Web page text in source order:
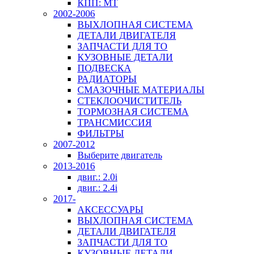
КПП: MT
2002-2006
ВЫХЛОПНАЯ СИСТЕМА
ДЕТАЛИ ДВИГАТЕЛЯ
ЗАПЧАСТИ ДЛЯ ТО
КУЗОВНЫЕ ДЕТАЛИ
ПОДВЕСКА
РАДИАТОРЫ
СМАЗОЧНЫЕ МАТЕРИАЛЫ
СТЕКЛООЧИСТИТЕЛЬ
ТОРМОЗНАЯ СИСТЕМА
ТРАНСМИССИЯ
ФИЛЬТРЫ
2007-2012
Выберите двигатель
2013-2016
двиг.: 2.0i
двиг.: 2.4i
2017-
АКСЕССУАРЫ
ВЫХЛОПНАЯ СИСТЕМА
ДЕТАЛИ ДВИГАТЕЛЯ
ЗАПЧАСТИ ДЛЯ ТО